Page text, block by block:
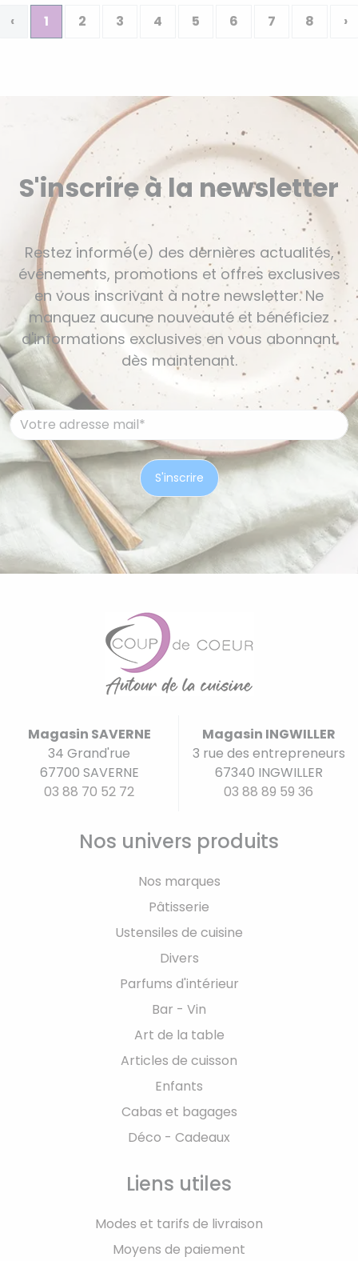
‹ 1 2 3 4 5 6 7 8 ›
S'inscrire à la newsletter
Restez informé(e) des dernières actualités,
événements, promotions et offres exclusives
en vous inscrivant à notre newsletter. Ne
manquez aucune nouveauté et bénéficiez
d'informations exclusives en vous abonnant
dès maintenant.
Magasin SAVERNE
34 Grand'rue
67700 SAVERNE
03 88 70 52 72
Magasin INGWILLER
3 rue des entrepreneurs
67340 INGWILLER
03 88 89 59 36
Nos univers produits
Nos marques
Pâtisserie
Ustensiles de cuisine
Divers
Parfums d'intérieur
Bar - Vin
Art de la table
Articles de cuisson
Enfants
Cabas et bagages
Déco - Cadeaux
Liens utiles
Modes et tarifs de livraison
Moyens de paiement